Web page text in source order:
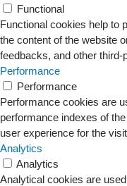
Functional
Functional cookies help to
the content of the website
feedbacks, and other third-
Performance
Performance
Performance cookies are
performance indexes of
user experience for the
Analytics
Analytics
Analytical cookies are